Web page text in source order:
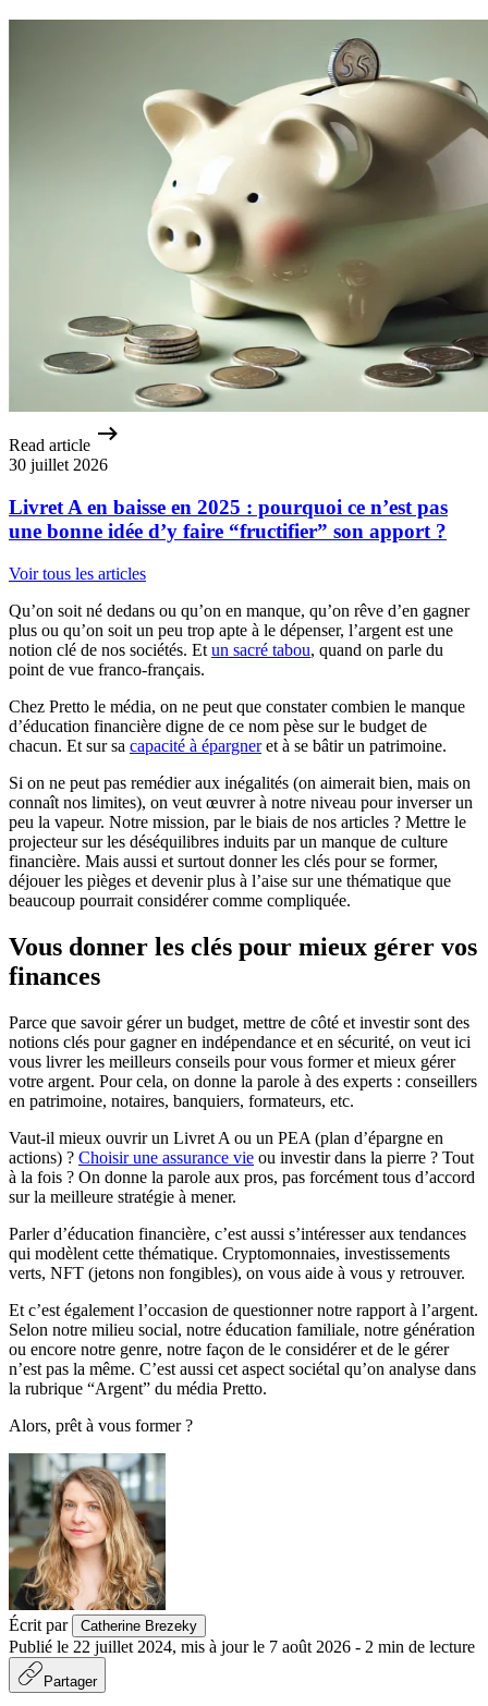
Read article
30 juillet 2026
Livret A en baisse en 2025 : pourquoi ce n’est pas
une bonne idée d’y faire “fructifier” son apport ?
Voir tous les articles
Qu’on soit né dedans ou qu’on en manque, qu’on rêve d’en gagner
plus ou qu’on soit un peu trop apte à le dépenser, l’argent est une
notion clé de nos sociétés. Et un sacré tabou, quand on parle du
point de vue franco-français.
Chez Pretto le média, on ne peut que constater combien le manque
d’éducation financière digne de ce nom pèse sur le budget de
chacun. Et sur sa capacité à épargneret à se bâtir un patrimoine.
Si on ne peut pas remédier aux inégalités (on aimerait bien, mais on
connaît nos limites), on veut œuvrer à notre niveau pour inverser un
peu la vapeur. Notre mission, par le biais de nos articles ? Mettre le
projecteur sur les déséquilibres induits par un manque de culture
financière. Mais aussi et surtout donner les clés pour se former,
déjouer les pièges et devenir plus à l’aise sur une thématique que
beaucoup pourrait considérer comme compliquée.
Vous donner les clés pour mieux gérer vos
finances
Parce que savoir gérer un budget, mettre de côté et investir sont des
notions clés pour gagner en indépendance et en sécurité, on veut ici
vous livrer les meilleurs conseils pour vous former et mieux gérer
votre argent. Pour cela, on donne la parole à des experts : conseillers
en patrimoine, notaires, banquiers, formateurs, etc.
Vaut-il mieux ouvrir un Livret A ou un PEA (plan d’épargne en
actions) ? Choisir une assurance vie ou investir dans la pierre ? Tout
à la fois ? On donne la parole aux pros, pas forcément tous d’accord
sur la meilleure stratégie à mener.
Parler d’éducation financière, c’est aussi s’intéresser aux tendances
qui modèlent cette thématique. Cryptomonnaies, investissements
verts, NFT (jetons non fongibles), on vous aide à vous y retrouver.
Et c’est également l’occasion de questionner notre rapport à l’argent.
Selon notre milieu social, notre éducation familiale, notre génération
ou encore notre genre, notre façon de le considérer et de le gérer
n’est pas la même. C’est aussi cet aspect sociétal qu’on analyse dans
la rubrique “Argent” du média Pretto.
Alors, prêt à vous former ?
Écrit par Catherine Brezeky
Publié le 22 juillet 2024, mis à jour le 7 août 2026 - 2 min de lecture
Partager